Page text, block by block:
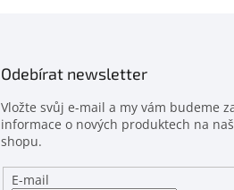
Odebírat newsletter
Vložte svůj e-mail a my vám budeme
informace o nových produktech na
shopu.
E-mail